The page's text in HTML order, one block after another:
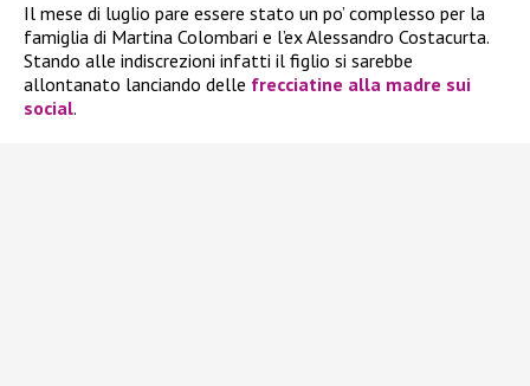
Il mese di luglio pare essere stato un po’ complesso per la
famiglia di Martina Colombari e l’ex Alessandro Costacurta.
Stando alle indiscrezioni infatti il figlio si sarebbe
allontanato lanciando delle frecciatine alla madre sui
social.